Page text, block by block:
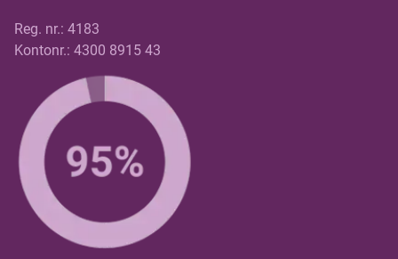
Reg. nr.: 4183
Kontonr.: 4300 8915 43